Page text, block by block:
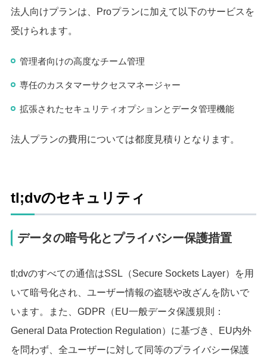
法人向けプランは、Proプランに加えて以下のサービスを
受けられます。
管理者向けの高度なチーム管理
専任のカスタマーサクセスマネージャー
拡張されたセキュリティオプションとデータ管理機能
法人プランの費用については都度見積りとなります。
tl;dvのセキュリティ
データの暗号化とプライバシー保護措置
tl;dvのすべての通信はSSL（Secure Sockets Layer）を用
いて暗号化され、ユーザー情報の盗聴や改ざんを防いで
います。また、GDPR（ EU一般データ保護規則：
General Data Protection Regulation）に基づき、EU内外
を問わず、全ユーザーに対して同等のプライバシー保護